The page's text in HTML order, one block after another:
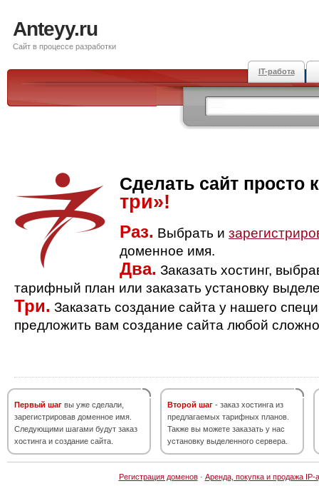
Anteyy.ru
Сайт в процессе разработки
IT-работа
Сделать сайт просто
три»!
Раз. Выбрать и
доменное имя.
Два. Заказать хостинг,
тарифный план или заказать установку
Три. Заказать создание сайта у нашего
предложить вам создание сайта любой
Первый шаг вы уже сделали,
зарегистрировав доменное имя.
Следующими шагами будут заказ
хостинга и создание сайта.
Второй шаг - заказ хостинга из
предлагаемых тарифных планов.
Также вы можете заказать у нас
установку выделенного сервера.
Регистрация доменов· Аренда, покупка и продажа IP-